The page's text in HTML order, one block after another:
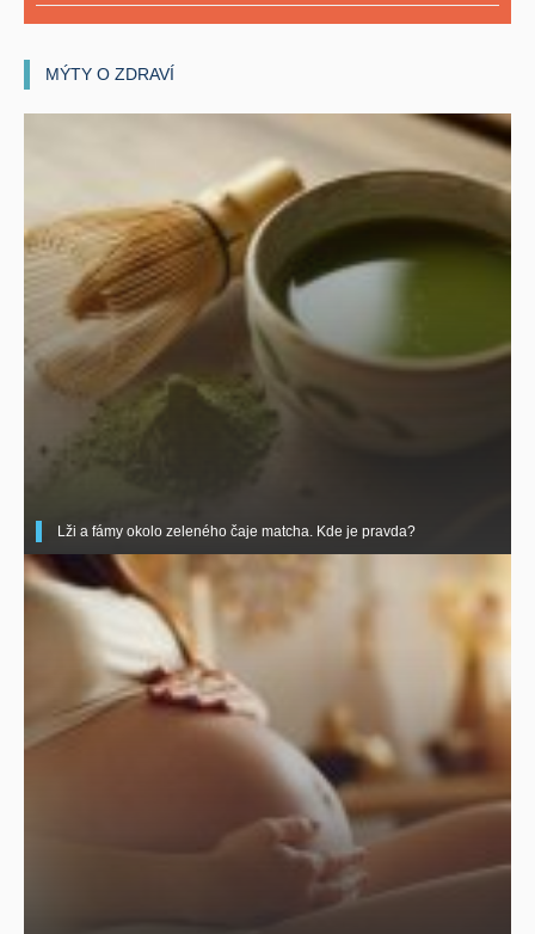
MÝTY O ZDRAVÍ
Lži a fámy okolo zeleného čaje matcha. Kde je pravda?